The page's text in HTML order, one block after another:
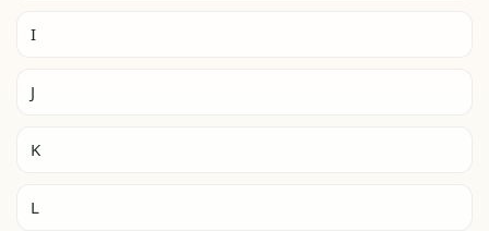
I
J
K
L